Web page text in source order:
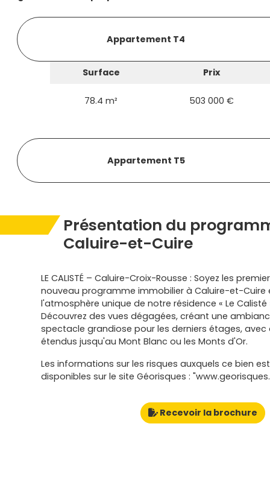
Appartement T4
Surface Prix
78.4 m² 503 000 €
Appartement T5
Présentation du
Caluire-et-Cuire
LE CALISTÉ – Caluire-Croix-Rousse : Soyez les
nouveau programme immobilier à Caluire-et-Cuire
l'atmosphère unique de notre résidence « Le Calisté
Découvrez des vues dégagées, créant une
spectacle grandiose pour les derniers étages,
étendus jusqu'au Mont Blanc ou les Monts d'Or.
Les informations sur les risques auxquels ce bien
disponibles sur le site Géorisques :
Recevoir la brochure